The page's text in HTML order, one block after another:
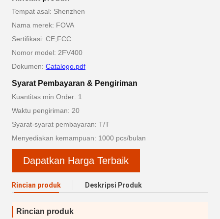
Tempat asal: Shenzhen
Nama merek: FOVA
Sertifikasi: CE;FCC
Nomor model: 2FV400
Dokumen: Catalogo.pdf
Syarat Pembayaran & Pengiriman
Kuantitas min Order: 1
Waktu pengiriman: 20
Syarat-syarat pembayaran: T/T
Menyediakan kemampuan: 1000 pcs/bulan
Dapatkan Harga Terbaik
Rincian produk Deskripsi Produk
Rincian produk